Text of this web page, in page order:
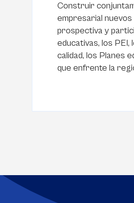
Construir
empresarial
prospectiva y
educativas, los PEI,
calidad, los Planes
que enfrente la